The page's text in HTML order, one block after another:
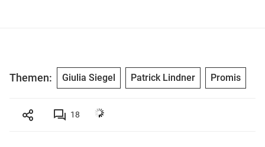
Themen: Giulia Siegel Patrick Lindner Promis
18